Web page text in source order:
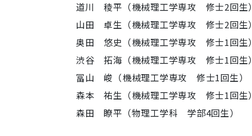
道川 稜平 （機械理工学専攻 修士2回生）
山田 卓生 （機械理工学専攻 修士2回生）
奥田 悠史 （機械理工学専攻 修士1回生）
渋谷 拓海 （機械理工学専攻 修士1回生）
冨山 峻 （機械理工学専攻 修士1回生）
森本 祐生 （機械理工学専攻 修士1回生）
森田 瞭平（物理工学科 学部4回生）